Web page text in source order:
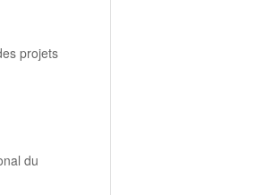
projets
du